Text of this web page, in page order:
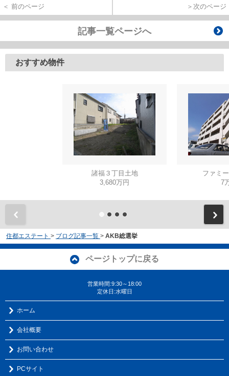
＜ 前のページ ＞次のページ
記事一覧ページへ
おすすめ物件
諸福３丁目土地
3,680万円
ファミ
7
住都エステート > ブログ記事一覧 > AKB総選挙
ページトップに戻る
営業時間:9:30～18:00
定休日:水曜日
ホーム
会社概要
お問い合わせ
PCサイト